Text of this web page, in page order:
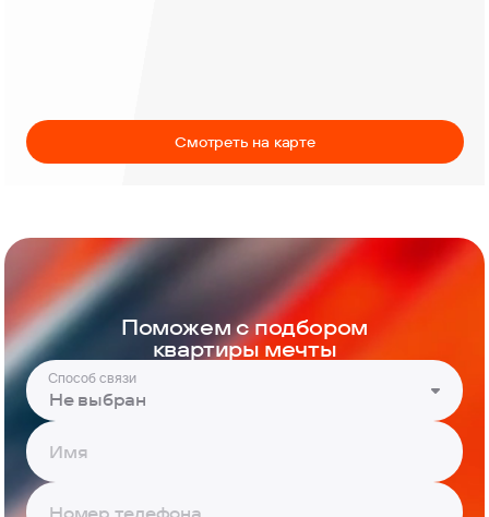
Смотреть на карте
Поможем с подбором
квартиры мечты
Способ связи
Не выбран